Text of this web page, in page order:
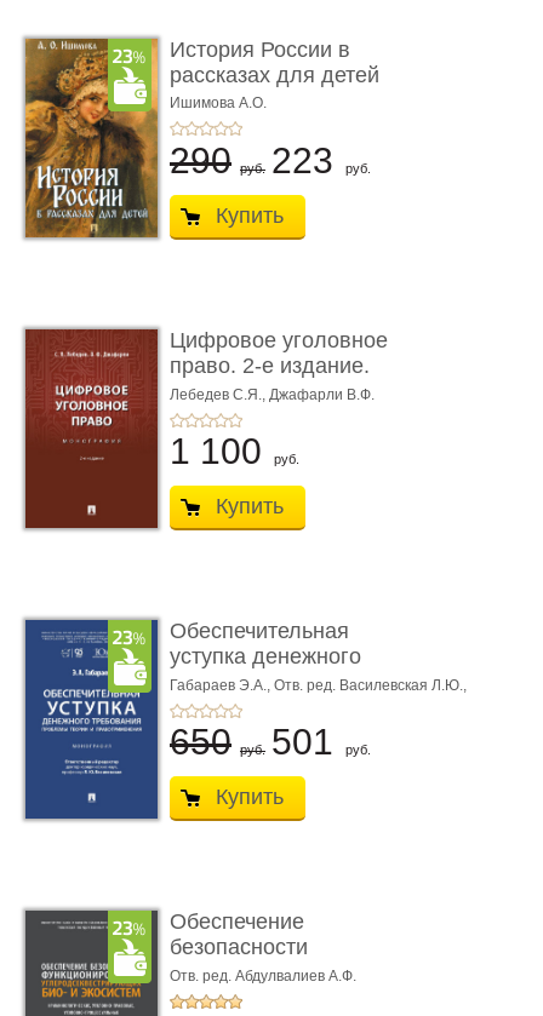
История России в
рассказах для детей
Ишимова А.О.
290 руб. 223 руб.
Купить
Цифровое уголовное
право. 2-е издание.
Монограф ...
Лебедев С.Я., Джафарли В.Ф.
1 100 руб.
Купить
Обеспечительная
уступка денежного
требования ...
Габараев Э.А., Отв. ред. Василевская Л.Ю.,
вступ. сл. Каретина М.Г.
650 руб. 501 руб.
Купить
Обеспечение
безопасности
функционирования уг
...
Отв. ред. Абдулвалиев А.Ф.